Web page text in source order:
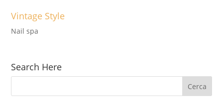
Vintage Style
Nail spa
Search Here